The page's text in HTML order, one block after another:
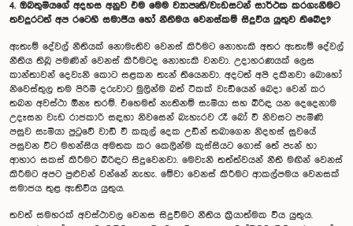
4. ඔබතුමියගේ අදහස අනුව එම මෙම ව්‍යාපෘති/වැඩසටන් සාර්ථක කරගැනීමට
තවදුරටත් අප රටෙහි සමාජීය හෝ නීතිමය වෙනස්කම් සිදුවිය යුතුව තිබේද?
ඇතැම් දේවල් නීතියක් නොමැතිව වෙනස් කිරීමට නොහැකි අතර ඇතැම් දේවල්
නීතිය තිබූ පමණින් වෙනස් කිරීමටද නොහැකි වනවා. උදාහරණයක් ලෙස
කාන්තාවන් දෙවැනි කොට සළකන තැන් තියෙනවා. අදටත් අපි දකිනවා බොහෝ
නිවෙස්තුල තම පිරිමි දරුවාට මුලින්ම බත් ටිකක් වැඩියෙන් බෙදා වෙන් කර
තබන අවස්ථා ඕනෑ තරම්. එහෙමත් නැතිනම් සැමියා සහ බිරිඳ යන දෙදෙනාම
උදෑසන වැඩ රාජකාරි සඳහා නිවසෙන් බැහැරව රෑ බෝ වී නිවසට පැමිණි
පසුව සැමියා පුටුවේ වාඩි වී කකුල් දෙක උඩින් තබාගෙන නිදහස් සුවයේ
පසුවන විට මහන්සිය අමතක කර කෙලින්ම කුස්සියට ගොස් තේ පැන් හා
ආහාර සකස් කිරීමට බිරිඳට සිදුවෙනවා. මෙවැනි තත්ත්වයන් නීති මඟින් වෙනස්
කිරීමට අපට පුළුවන් වන්නේ නැහැ. මේවා වෙනස් කිරීමට ආකල්පමය වෙනසක්
සමාජය තුළ ඇතිවිය යුතුය.
තවත් සමහරක් අවස්ථාවල වෙනස සිදුවීමට නීතිය ක්‍රියාත්මක විය යුතුය.